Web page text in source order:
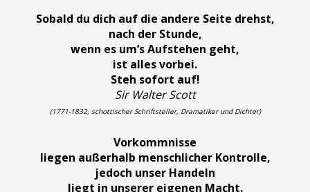
Sobald du dich auf die andere Seite drehst,
nach der Stunde,
wenn es um’s Aufstehen geht,
ist alles vorbei.
Steh sofort auf!
Sir Walter Scott
(1771-1832, schottischer Schriftsteller, Dramatiker und Dichter)
Vorkommnisse
liegen außerhalb menschlicher Kontrolle,
jedoch unser Handeln
liegt in unserer eigenen Macht.